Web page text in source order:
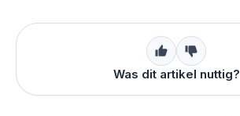
Was dit artikel nuttig?